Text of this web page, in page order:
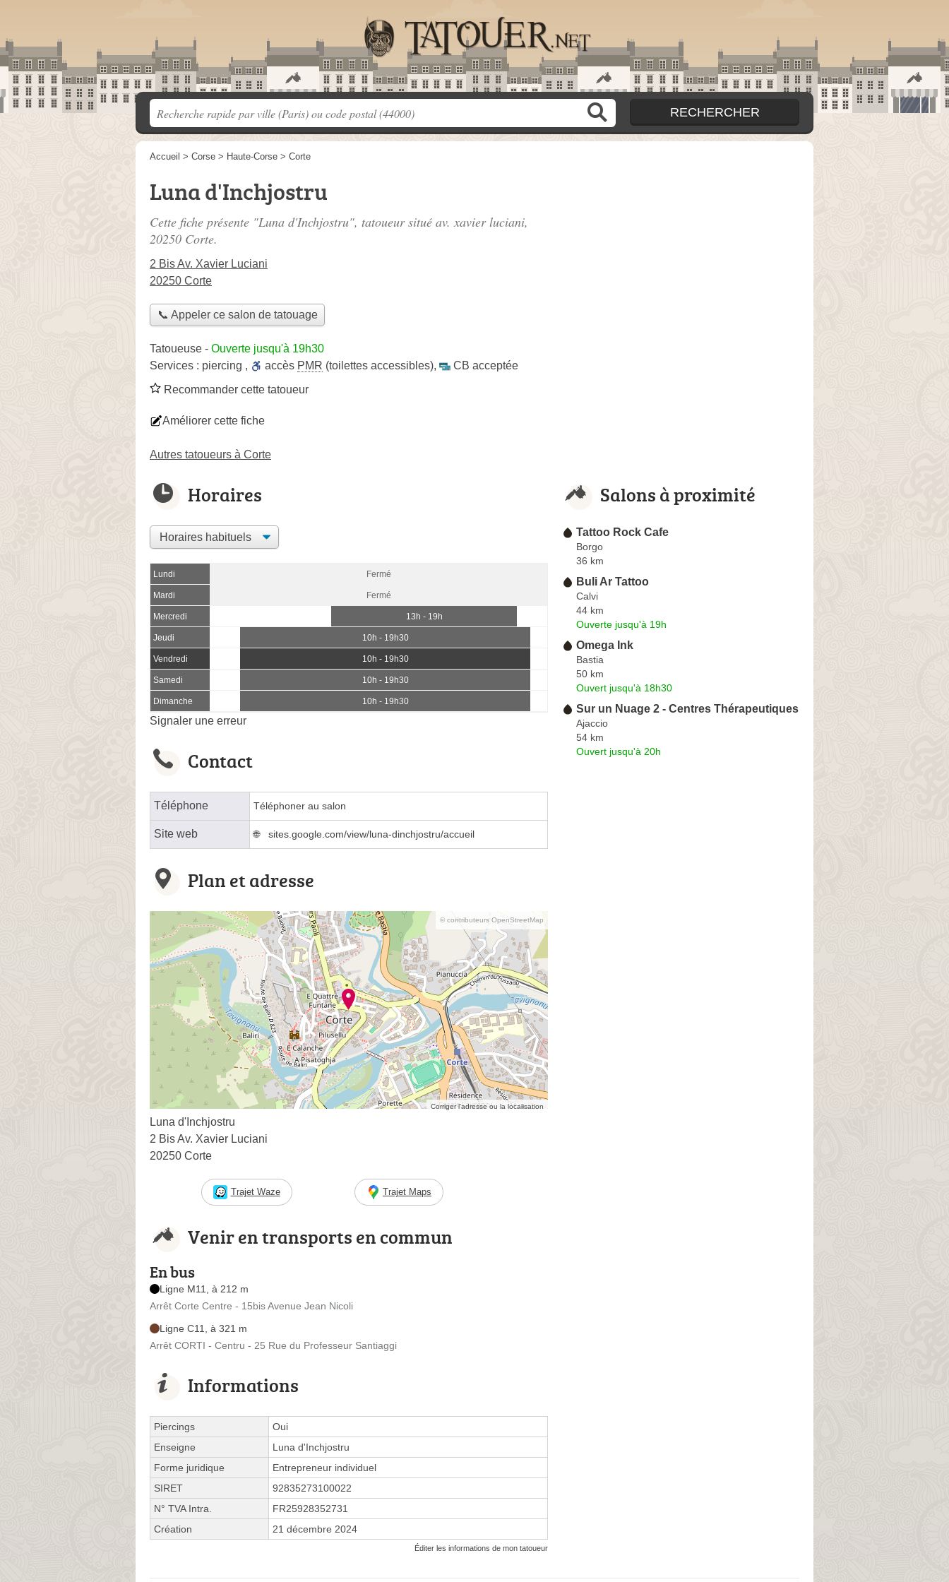
Accueil > Corse > Haute-Corse > Corte
Luna d'Inchjostru
Cette fiche présente "Luna d'Inchjostru", tatoueur situé av. xavier luciani,
20250 Corte.
2 Bis Av. Xavier Luciani
20250 Corte
📞 Appeler ce salon de tatouage
Tatoueuse - Ouverte jusqu'à 19h30
Services : piercing , accès PMR (toilettes accessibles),
CB acceptée
Recommander cette tatoueur
Améliorer cette fiche
Autres tatoueurs à Corte
Horaires
Lundi Fermé
Mardi Fermé
Mercredi 13h - 19h
Jeudi 10h - 19h30
Vendredi 10h - 19h30
Samedi 10h - 19h30
Dimanche 10h - 19h30
Signaler une erreur
Contact
Téléphone Téléphoner au salon
Site web sites.google.com/view/luna-dinchjostru/accueil
Plan et adresse
© contributeurs OpenStreetMap
Corriger l’adresse ou la localisation
Luna d'Inchjostru
2 Bis Av. Xavier Luciani
20250 Corte
Trajet Waze Trajet Maps
Venir en transports en commun
En bus
Ligne M11, à 212 m
Arrêt Corte Centre - 15bis Avenue Jean Nicoli
Ligne C11, à 321 m
Arrêt CORTI - Centru - 25 Rue du Professeur Santiaggi
Informations
Piercings
Oui
Enseigne
Luna d'Inchjostru
Forme juridique
Entrepreneur individuel
SIRET
92835273100022
N° TVA Intra.
FR25928352731
Création
21 décembre 2024
Éditer les informations de mon tatoueur
Salons à proximité
Tattoo Rock Cafe
Borgo
36 km
Buli Ar Tattoo
Calvi
44 km
Ouverte jusqu'à 19h
Omega Ink
Bastia
50 km
Ouvert jusqu'à 18h30
Sur un Nuage 2 - Centres Thérapeutiques
Ajaccio
54 km
Ouvert jusqu'à 20h